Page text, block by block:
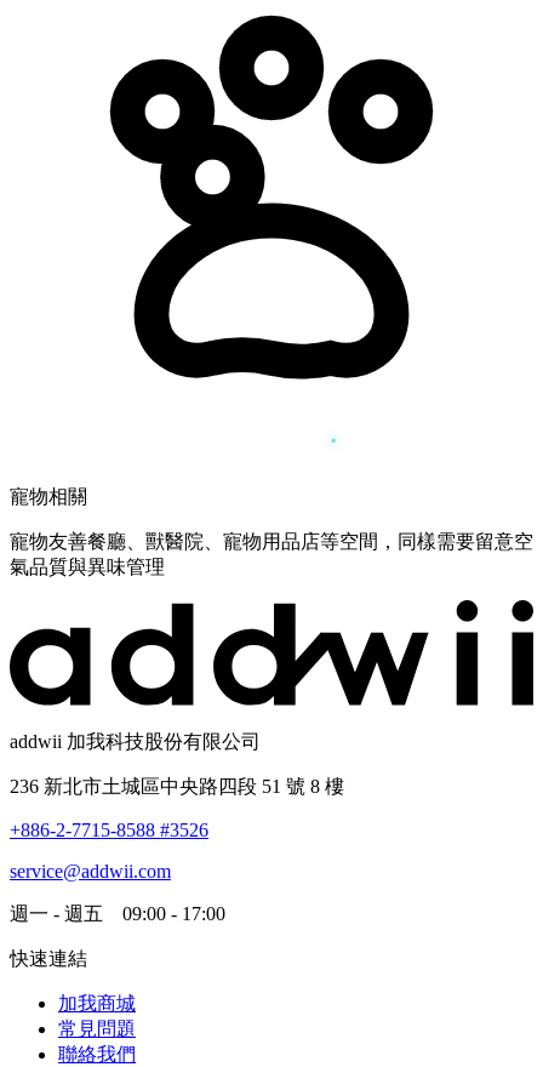
寵物相關
寵物友善餐廳、獸醫院、寵物用品店等空間，同樣需要留意空
氣品質與異味管理
addwii 加我科技股份有限公司
236 新北市土城區中央路四段 51 號 8 樓
+886-2-7715-8588 #3526
service@addwii.com
週一 - 週五 09:00 - 17:00
快速連結
加我商城
常見問題
聯絡我們